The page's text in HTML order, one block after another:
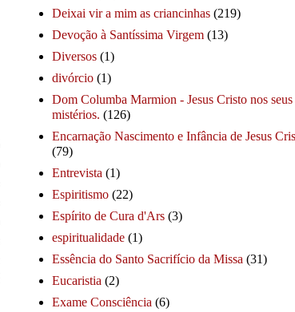
Deixai vir a mim as criancinhas (219)
Devoção à Santíssima Virgem (13)
Diversos (1)
divórcio (1)
Dom Columba Marmion - Jesus Cristo nos seus
mistérios. (126)
Encarnação Nascimento e Infância de Jesus
(79)
Entrevista (1)
Espiritismo (22)
Espírito de Cura d'Ars (3)
espiritualidade (1)
Essência do Santo Sacrifício da Missa (31)
Eucaristia (2)
Exame Consciência (6)